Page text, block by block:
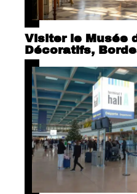
Visiter le Musée
Décoratifs,